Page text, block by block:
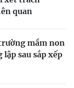
quan
mầm non
sau sắp xếp